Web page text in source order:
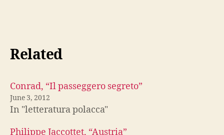
Related
Conrad, “Il passeggero segreto”
June 3, 2012
In "letteratura polacca"
Philippe Jaccottet, “Austria”